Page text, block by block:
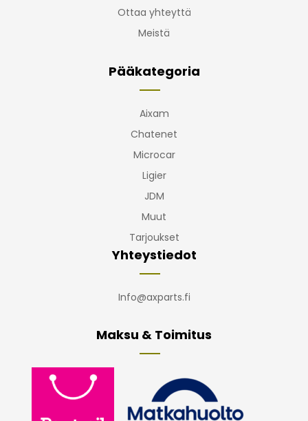
Ottaa yhteyttä
Meistä
Pääkategoria
Aixam
Chatenet
Microcar
Ligier
JDM
Muut
Tarjoukset
Yhteystiedot
Info@axparts.fi
Maksu & Toimitus